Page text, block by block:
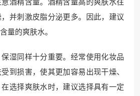
并刺激皮脂分泌更多。因此，建议
量的爽肤水。
湿同样十分重要。经常使用化妆品
到损害，使其更加容易出现干燥、
选择爽肤水时，建议选择具有一定